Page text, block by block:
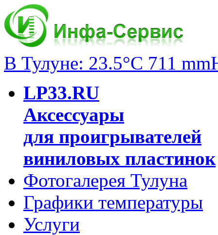
В Тулуне: 23.5°C 711
LP33.RU
Аксессуары
для проигрывателей
виниловых пластинок
Фотогалерея Тулуна
Графики температуры
Услуги